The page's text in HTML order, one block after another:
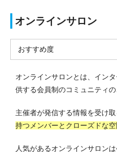
オンラインサロン
おすすめ度
オンラインサロンとは、イン
供する会員制のコミュニティの
主催者が発信する情報を受け取
持つメンバーとクローズドな
人気があるオンラインサロン